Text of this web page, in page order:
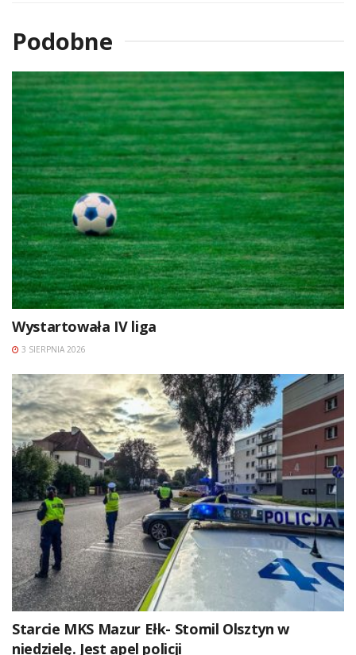
Podobne
Wystartowała IV liga
3 SIERPNIA 2026
Starcie MKS Mazur Ełk- Stomil Olsztyn w
niedzielę. Jest apel policji